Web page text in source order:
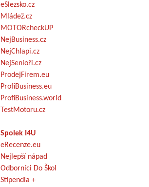
eSlezsko.cz
Mládež.cz
MOTORcheckUP
NejBusiness.cz
NejChlapi.cz
NejSenioři.cz
ProdejFirem.eu
ProfiBusiness.eu
ProfiBusiness.world
TestMotoru.cz
Spolek I4U
eRecenze.eu
Nejlepší nápad
Odborníci Do Škol
Stipendia +